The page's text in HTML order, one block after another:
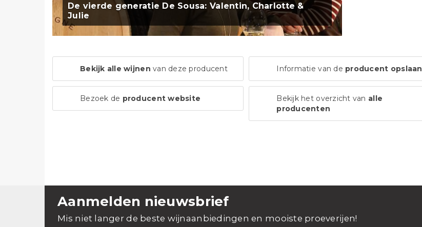
De vierde generatie De Sousa: Valentin, Charlotte &
Julie
Bekijk alle wijnen van deze producent Informatie van de producent opslaan
Bezoek de producent website Bekijk het overzicht van alle
producenten
Aanmelden nieuwsbrief
Mis niet langer de beste wijnaanbiedingen en mooiste proeverijen!